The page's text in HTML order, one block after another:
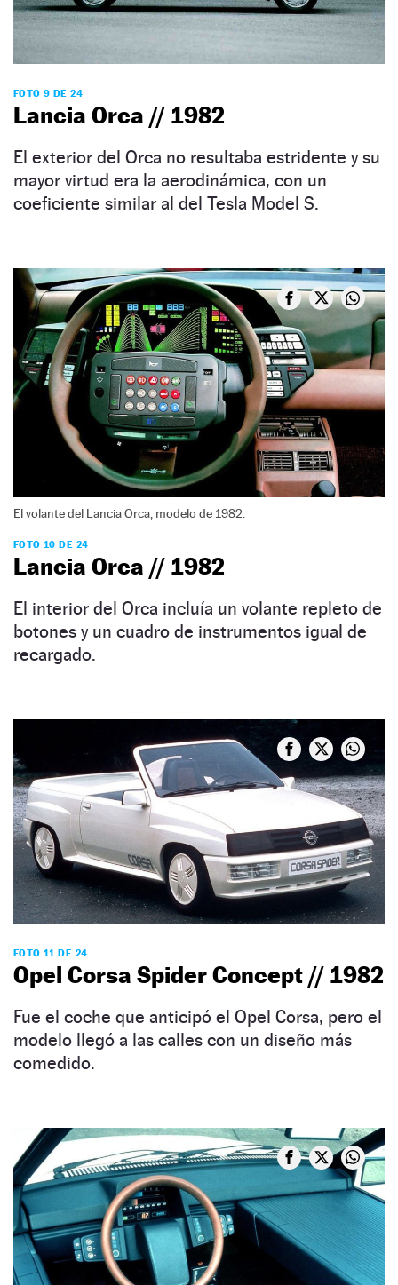
FOTO 9 DE 24
Lancia Orca // 1982
El exterior del Orca no resultaba estridente y su
mayor virtud era la aerodinámica, con un
coeficiente similar al del Tesla Model S.
El volante del Lancia Orca, modelo de 1982.
FOTO 10 DE 24
Lancia Orca // 1982
El interior del Orca incluía un volante repleto de
botones y un cuadro de instrumentos igual de
recargado.
FOTO 11 DE 24
Opel Corsa Spider Concept // 1982
Fue el coche que anticipó el Opel Corsa, pero el
modelo llegó a las calles con un diseño más
comedido.